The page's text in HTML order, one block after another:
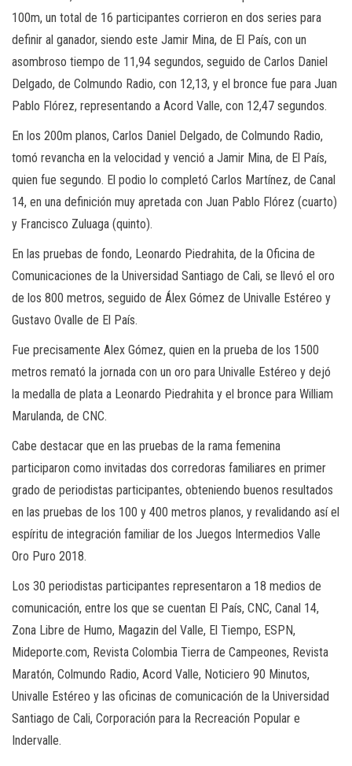
100m, un total de 16 participantes corrieron en dos series para
definir al ganador, siendo este Jamir Mina, de El País, con un
asombroso tiempo de 11,94 segundos, seguido de Carlos Daniel
Delgado, de Colmundo Radio, con 12,13, y el bronce fue para Juan
Pablo Flórez, representando a Acord Valle, con 12,47 segundos.
En los 200m planos, Carlos Daniel Delgado, de Colmundo Radio,
tomó revancha en la velocidad y venció a Jamir Mina, de El País,
quien fue segundo. El podio lo completó Carlos Martínez, de Canal
14, en una definición muy apretada con Juan Pablo Flórez (cuarto)
y Francisco Zuluaga (quinto).
En las pruebas de fondo, Leonardo Piedrahita, de la Oficina de
Comunicaciones de la Universidad Santiago de Cali, se llevó el oro
de los 800 metros, seguido de Álex Gómez de Univalle Estéreo y
Gustavo Ovalle de El País.
Fue precisamente Alex Gómez, quien en la prueba de los 1500
metros remató la jornada con un oro para Univalle Estéreo y dejó
la medalla de plata a Leonardo Piedrahita y el bronce para William
Marulanda, de CNC.
Cabe destacar que en las pruebas de la rama femenina
participaron como invitadas dos corredoras familiares en primer
grado de periodistas participantes, obteniendo buenos resultados
en las pruebas de los 100 y 400 metros planos, y revalidando así el
espíritu de integración familiar de los Juegos Intermedios Valle
Oro Puro 2018.
Los 30 periodistas participantes representaron a 18 medios de
comunicación, entre los que se cuentan El País, CNC, Canal 14,
Zona Libre de Humo, Magazin del Valle, El Tiempo, ESPN,
Mideporte.com, Revista Colombia Tierra de Campeones, Revista
Maratón, Colmundo Radio, Acord Valle, Noticiero 90 Minutos,
Univalle Estéreo y las oficinas de comunicación de la Universidad
Santiago de Cali, Corporación para la Recreación Popular e
Indervalle.